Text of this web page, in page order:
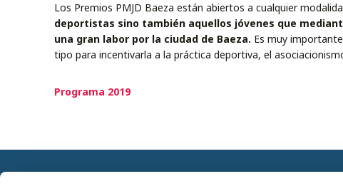
Los Premios PMJD Baeza están abiertos a cualquier
deportistas sino también aquellos jóvenes que
una gran labor por la ciudad de Baeza. Es muy
tipo para incentivarla a la práctica deportiva, el
Programa 2019